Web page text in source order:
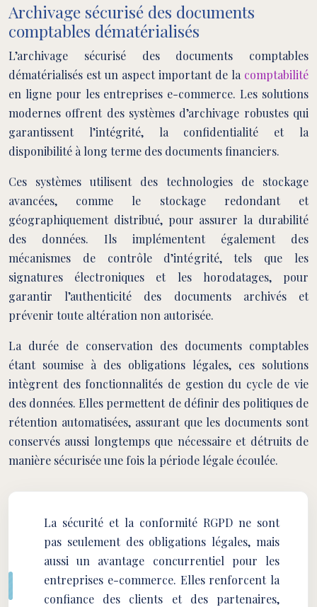
Archivage sécurisé des documents
comptables dématérialisés
L’archivage sécurisé des documents comptables
dématérialisés est un aspect important de la comptabilité
en ligne pour les entreprises e-commerce. Les solutions
modernes offrent des systèmes d’archivage robustes qui
garantissent l’intégrité, la confidentialité et la
disponibilité à long terme des documents financiers.
Ces systèmes utilisent des technologies de stockage
avancées, comme le stockage redondant et
géographiquement distribué, pour assurer la durabilité
des données. Ils implémentent également des
mécanismes de contrôle d’intégrité, tels que les
signatures électroniques et les horodatages, pour
garantir l’authenticité des documents archivés et
prévenir toute altération non autorisée.
La durée de conservation des documents comptables
étant soumise à des obligations légales, ces solutions
intègrent des fonctionnalités de gestion du cycle de vie
des données. Elles permettent de définir des politiques de
rétention automatisées, assurant que les documents sont
conservés aussi longtemps que nécessaire et détruits de
manière sécurisée une fois la période légale écoulée.
La sécurité et la conformité RGPD ne sont
pas seulement des obligations légales, mais
aussi un avantage concurrentiel pour les
entreprises e-commerce. Elles renforcent la
confiance des clients et des partenaires,